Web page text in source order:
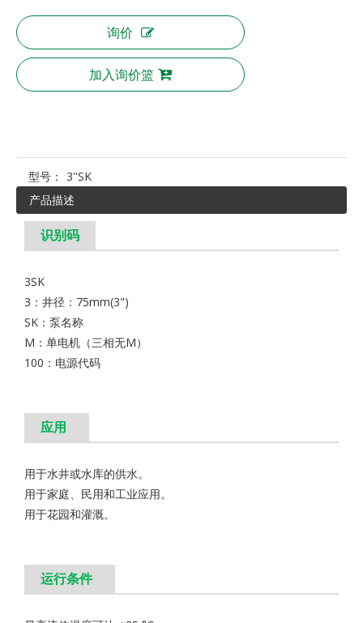
询价
加入询价篮
型号：
3''SK
产品描述
识别码
3SK
3：井径：75mm(3")
SK：泵名称
M：单电机（三相无M）
100：电源代码
应用
用于水井或水库的供水。
用于家庭、民用和工业应用。
用于花园和灌溉。
运行条件